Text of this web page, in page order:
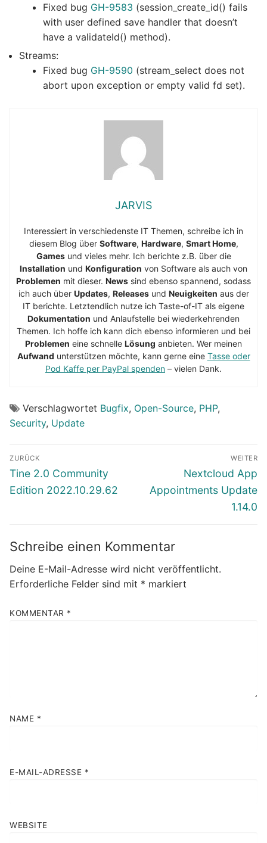
Fixed bug GH-9583 (session_create_id() fails
with user defined save handler that doesn’t
have a validateId() method).
Streams:
Fixed bug GH-9590 (stream_select does not
abort upon exception or empty valid fd set).
JARVIS
Interessiert in verschiedenste IT Themen, schreibe ich in
diesem Blog über Software, Hardware, Smart Home,
Gamesund vieles mehr. Ich berichte z.B. über die
Installation und Konfiguration von Software als auch von
Problemen mit dieser. News sind ebenso spannend, sodass
ich auch über Updates, Releasesund Neuigkeiten aus der
IT berichte. Letztendlich nutze ich Taste-of-IT als eigene
Dokumentation und Anlaufstelle bei wiederkehrenden
Themen. Ich hoffe ich kann dich ebenso informieren und bei
Problemen eine schnelle Lösung anbieten. Wer meinen
Aufwand unterstützen möchte, kann gerne eine Tasse oder
Pod Kaffe per PayPal spenden – vielen Dank.
Verschlagwortet Bugfix, Open-Source, PHP,
Security, Update
Beitragsnavigation
ZURÜCK
Vorheriger
Beitrag:
Tine 2.0 Community
Edition 2022.10.29.62
WEITER
Nächster
Beitrag:
Nextcloud App
Appointments Update
1.14.0
Schreibe einen Kommentar
Deine E-Mail-Adresse wird nicht veröffentlicht.
Erforderliche Felder sind mit * markiert
KOMMENTAR *
NAME *
E-MAIL-ADRESSE *
WEBSITE